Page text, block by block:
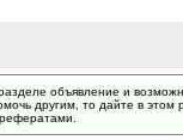
объявление и
другим, то дайте в этом